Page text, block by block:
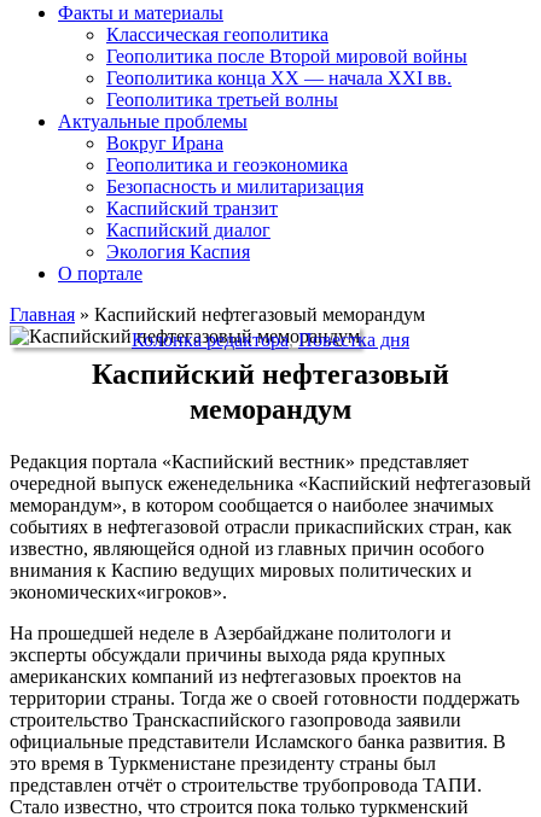
Факты и материалы
Классическая геополитика
Геополитика после Второй мировой войны
Геополитика конца XX — начала XXI вв.
Геополитика третьей волны
Актуальные проблемы
Вокруг Ирана
Геополитика и геоэкономика
Безопасность и милитаризация
Каспийский транзит
Каспийский диалог
Экология Каспия
О портале
Главная » Каспийский нефтегазовый меморандум
Колонка редактора,Повестка дня
Каспийский нефтегазовый
меморандум
Редакция портала «Каспийский вестник» представляет
очередной выпуск еженедельника «Каспийский нефтегазовый
меморандум», в котором сообщается о наиболее значимых
событиях в нефтегазовой отрасли прикаспийских стран, как
известно, являющейся одной из главных причин особого
внимания к Каспию ведущих мировых политических и
экономических«игроков».
На прошедшей неделе в Азербайджане политологи и
эксперты обсуждали причины выхода ряда крупных
американских компаний из нефтегазовых проектов на
территории страны. Тогда же о своей готовности поддержать
строительство Транскаспийского газопровода заявили
официальные представители Исламского банка развития. В
это время в Туркменистане президенту страны был
представлен отчёт о строительстве трубопровода ТАПИ.
Стало известно, что строится пока только туркменский